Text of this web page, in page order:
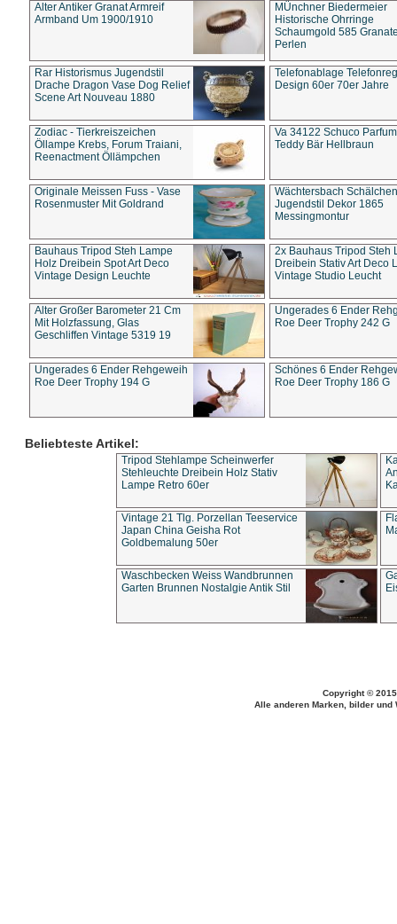
Alter Antiker Granat Armreif
Armband Um 1900/1910
MÜnchner Biedermeier
Historische Ohrringe
Schaumgold 585
Perlen
Rar Historismus Jugendstil
Drache Dragon Vase Dog Relief
Scene Art Nouveau 1880
Telefonablage
Design 60er 70er Jahre
Zodiac - Tierkreiszeichen
Öllampe Krebs, Forum Traiani,
Reenactment Öllämpchen
Va 34122 Schuco
Teddy Bär Hellbraun
Originale Meissen Fuss - Vase
Rosenmuster Mit Goldrand
Wächtersbach Schälchen
Jugendstil Dekor 1865
Messingmontur
Bauhaus Tripod Steh Lampe
Holz Dreibein Spot Art Deco
Vintage Design Leuchte
2x Bauhaus Tripod Steh
Dreibein Stativ Art Deco
Vintage Studio Leucht
Alter Großer Barometer 21 Cm
Mit Holzfassung, Glas
Geschliffen Vintage 5319 19
Ungerades 6 Ender
Roe Deer Trophy 242 G
Ungerades 6 Ender Rehgeweih
Roe Deer Trophy 194 G
Schönes 6 Ender
Roe Deer Trophy 186 G
Beliebteste Artikel:
Tripod Stehlampe Scheinwerfer
Stehleuchte Dreibein Holz Stativ
Lampe Retro 60er
Vintage 21 Tlg. Porzellan Teeservice
Japan China Geisha Rot
Goldbemalung 50er
Waschbecken Weiss Wandbrunnen
Garten Brunnen Nostalgie Antik Stil
Copyright ©
Alle anderen Marken, bilder und